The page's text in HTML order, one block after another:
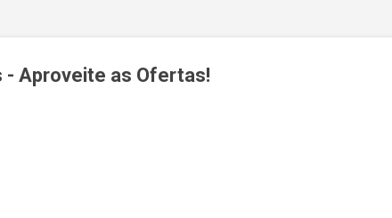
- Aproveite as Ofertas!